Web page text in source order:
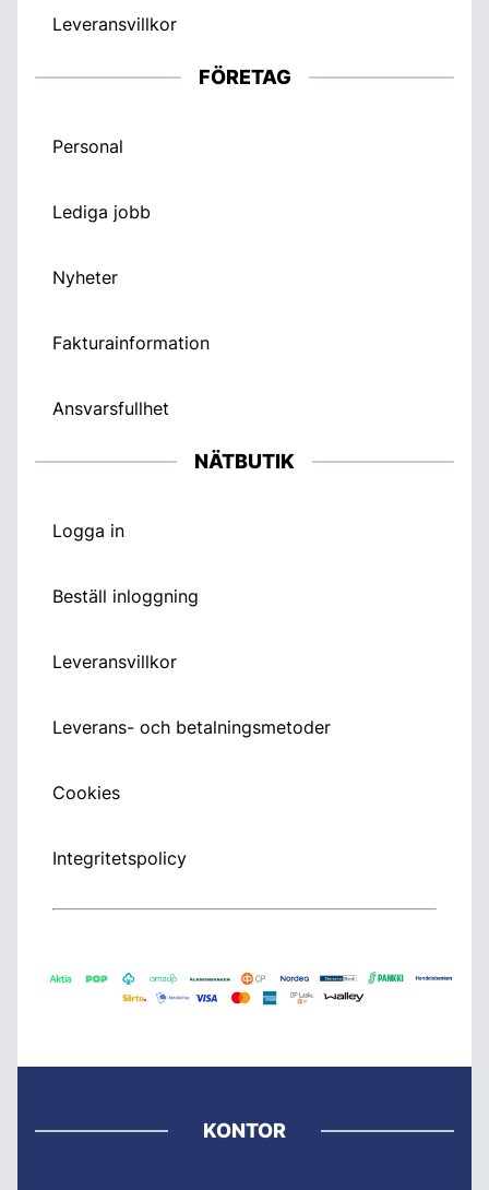
Leveransvillkor
FÖRETAG
Personal
Lediga jobb
Nyheter
Fakturainformation
Ansvarsfullhet
NÄTBUTIK
Logga in
Beställ inloggning
Leveransvillkor
Leverans- och betalningsmetoder
Cookies
Integritetspolicy
KONTOR